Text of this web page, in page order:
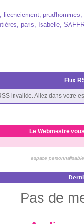
paris, Isabelle,
Flux
invalide. Allez dans votre
Le Webmestre
espace
Pas de